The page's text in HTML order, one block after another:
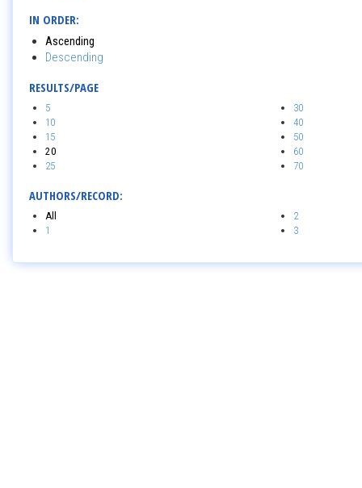
IN ORDER:
Ascending
Descending
RESULTS/PAGE
5
10
15
20
25
30
40
50
60
70
AUTHORS/RECORD:
All
1
2
3